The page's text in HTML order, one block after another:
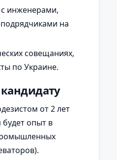
инженерами,
на
совещаниях,
по Украине.
от 2 лет
опыт в